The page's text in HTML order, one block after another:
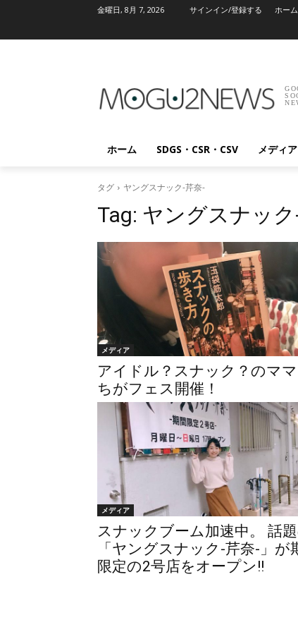
金曜日, 8月 7, 2026 サインイン/登録する ホーム
ホーム SDGS・CSR・CSV メディア
タグ ヤングスナック-芹奈-
Tag: ヤングスナッ
メディア
アイドル？スナック？のマ
ちがフェス開催！
メディア
スナックブーム加速中。 話
「ヤングスナック-芹奈-」が
限定の2号店をオープン!!